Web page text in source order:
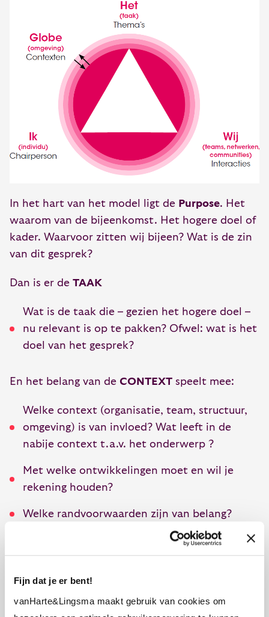
Fijn dat je er bent!
vanHarte&Lingsma maakt gebruik van cookies om
In het hart van het model ligt de Purpose. Het
waarom van de bijeenkomst. Het hogere doel of
kader. Waarvoor zitten wij bijeen? Wat is de zin
van dit gesprek?
Dan is er de TAAK
Wat is de taak die – gezien het hogere doel –
nu relevant is op te pakken? Ofwel: wat is het
doel van het gesprek?
En het belang van de CONTEXT speelt mee:
Welke context (organisatie, team, structuur,
omgeving) is van invloed? Wat leeft in de
nabije context t.a.v. het onderwerp ?
Met welke ontwikkelingen moet en wil je
rekening houden?
Welke randvoorwaarden zijn van belang?
bereid ik me voor
gezamenlijkheid:
Wie zijn bij het gesprek aanwezig? Wat zijn